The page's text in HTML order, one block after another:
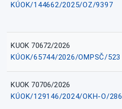
KÚOK/144662/2025/OZ/9397
KUOK 70672/2026
KÚOK/65744/2026/OMPSČ/523
KUOK 70706/2026
KÚOK/129146/2024/OKH-O/286